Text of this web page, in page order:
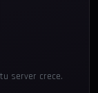
server crece.